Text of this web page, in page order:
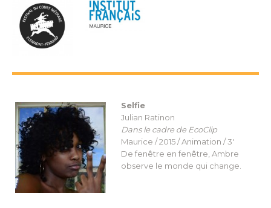
Selfie
Julian Ratinon
Dans le cadre de EcoClip
Maurice / 2015 / Animation / 3′
De fenêtre en fenêtre, Ambre
observe le monde qui change.